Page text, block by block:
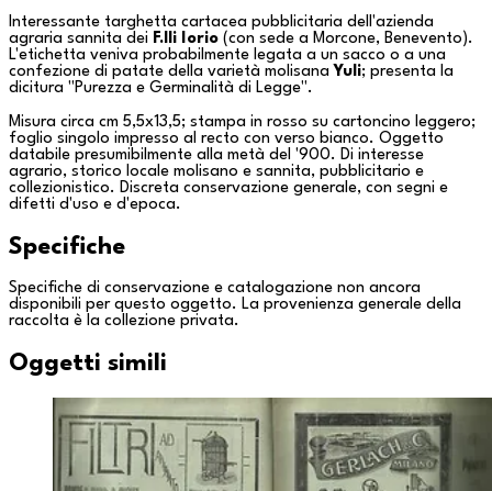
Interessante targhetta cartacea pubblicitaria dell'azienda
agraria sannita dei F.lli Iorio (con sede a Morcone, Benevento).
L'etichetta veniva probabilmente legata a un sacco o a una
confezione di patate della varietà molisana Yuli; presenta la
dicitura "Purezza e Germinalità di Legge".
Misura circa cm 5,5x13,5; stampa in rosso su cartoncino leggero;
foglio singolo impresso al recto con verso bianco. Oggetto
databile presumibilmente alla metà del '900. Di interesse
agrario, storico locale molisano e sannita, pubblicitario e
collezionistico. Discreta conservazione generale, con segni e
difetti d'uso e d'epoca.
Specifiche
Specifiche di conservazione e catalogazione non ancora
disponibili per questo oggetto. La provenienza generale della
raccolta è la collezione privata.
Oggetti simili